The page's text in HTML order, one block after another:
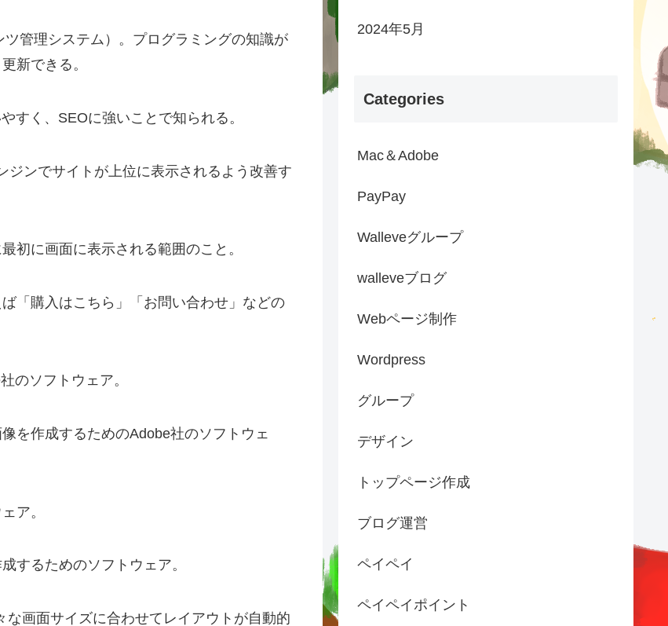
管理システム）。プログラミングの知識が
新できる。
すく、SEOに強いことで知られる。
ンでサイトが上位に表示されるよう改善す
初に画面に表示される範囲のこと。
「購入はこちら」「お問い合わせ」などの
のソフトウェア。
を作成するためのAdobe社のソフトウェ
ア。
するためのソフトウェア。
画面サイズに合わせてレイアウトが自動的
2024年5月
Categories
Mac＆Adobe
PayPay
Walleveグループ
walleveブログ
Webページ制作
Wordpress
グループ
デザイン
トップページ作成
ブログ運営
ペイペイ
ペイペイポイント